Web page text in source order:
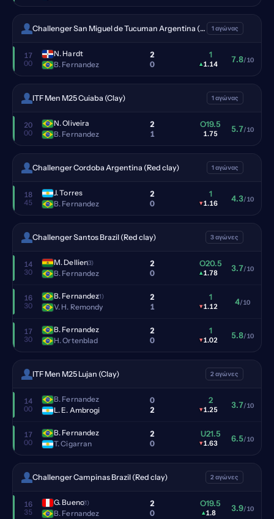
Challenger San Miguel de Tucuman Argentina (Red clay) 1 αγώνας
17
00
N. Hardt
B. Fernandez
2
0
1
▴1.14 7.8/10
ITF Men M25 Cuiaba (Clay) 1 αγώνας
20
00
N. Oliveira
B. Fernandez
2
1
O19.5
1.75 5.7/10
Challenger Cordoba Argentina (Red clay) 1 αγώνας
18
45
J. Torres
B. Fernandez
2
0
1
▾1.16 4.3/10
Challenger Santos Brazil (Red clay) 3 αγώνες
14
30
M. Dellien(3)
B. Fernandez
2
0
O20.5
▴1.78 3.7/10
16
30
B. Fernandez(1)
V. H. Remondy
2
1
1
▾1.12 4/10
17
30
B. Fernandez
H. Ortenblad
2
0
1
▾1.02 5.8/10
ITF Men M25 Lujan (Clay) 2 αγώνες
14
00
B. Fernandez
L. E. Ambrogi
0
2
2
▾1.25 3.7/10
17
00
B. Fernandez
T. Cigarran
2
0
U21.5
▾1.63 6.5/10
Challenger Campinas Brazil (Red clay) 2 αγώνες
16
35
G. Bueno(1)
B. Fernandez
2
0
O19.5
▴1.8 3.9/10